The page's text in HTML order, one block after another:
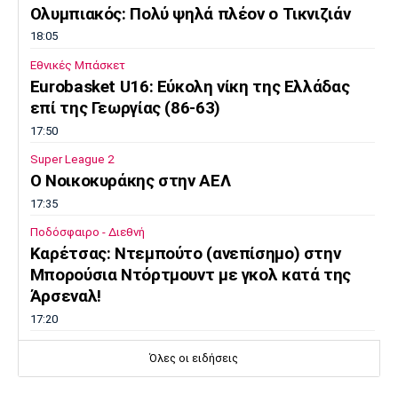
Ολυμπιακός: Πολύ ψηλά πλέον ο Τικνιζιάν
18:05
Εθνικές Μπάσκετ
Eurobasket U16: Εύκολη νίκη της Ελλάδας
επί της Γεωργίας (86-63)
17:50
Super League 2
O Noικοκυράκης στην ΑΕΛ
17:35
Ποδόσφαιρο - Διεθνή
Kαρέτσας: Ντεμπούτο (ανεπίσημο) στην
Μπορούσια Ντόρτμουντ με γκολ κατά της
Άρσεναλ!
17:20
EOE: Ξεκινά τον καθαρισμό των μαρμάρων
Όλες οι ειδήσεις